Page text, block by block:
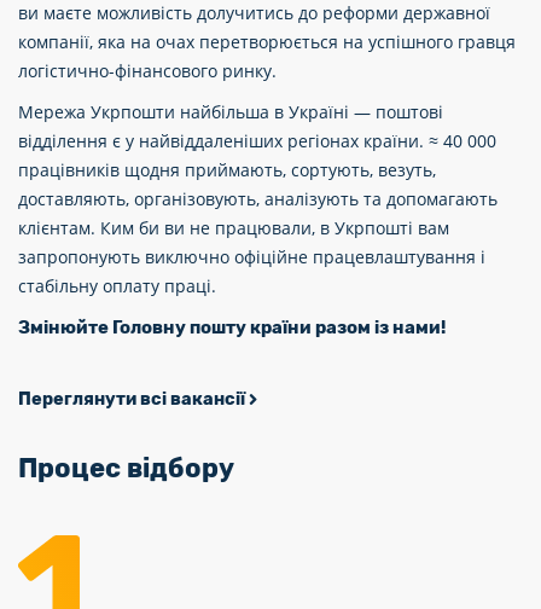
ви маєте можливість долучитись до реформи державної
компанії, яка на очах перетворюється на успішного гравця
логістично-фінансового ринку.
Мережа Укрпошти найбільша в Україні — поштові
відділення є у найвіддаленіших регіонах країни. ≈ 40 000
працівників щодня приймають, сортують, везуть,
доставляють, організовують, аналізують та допомагають
клієнтам. Ким би ви не працювали, в Укрпошті вам
запропонують виключно офіційне працевлаштування і
стабільну оплату праці.
Змінюйте Головну пошту країни разом із нами!
Переглянути всі вакансії
Процес відбору